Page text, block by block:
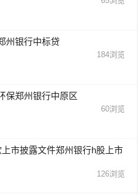
州银行中标贷
184浏览
保郑州银行中原区
60浏览
市披露文件郑州银行h股上市
126浏览